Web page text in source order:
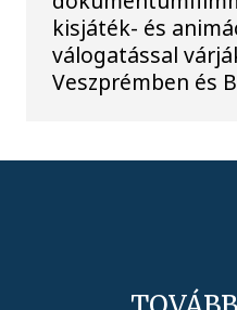
kisjáték- és
válogatással
Veszprémben és